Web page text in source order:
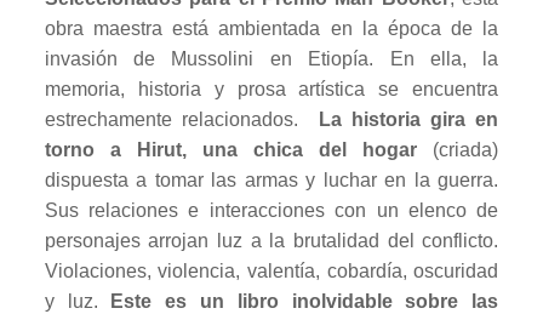
obra maestra está ambientada en la época de la
invasión de Mussolini en Etiopía. En ella, la
memoria, historia y prosa artística se encuentra
estrechamente relacionados.
La historia gira en
torno a Hirut, una chica del hogar (criada)
dispuesta a tomar las armas y luchar en la guerra.
Sus relaciones e interacciones con un elenco de
personajes arrojan luz a la brutalidad del conflicto.
Violaciones, violencia, valentía, cobardía, oscuridad
y luz.
Este es un libro inolvidable sobre las